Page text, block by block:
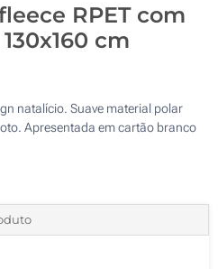
RPET com
cm
natalício. Suave material polar
Apresentada em cartão branco